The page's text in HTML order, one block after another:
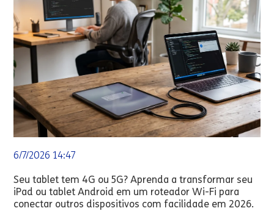
6/7/2026 14:47
Seu tablet tem 4G ou 5G? Aprenda a transformar seu
iPad ou tablet Android em um roteador Wi-Fi para
conectar outros dispositivos com facilidade em 2026.